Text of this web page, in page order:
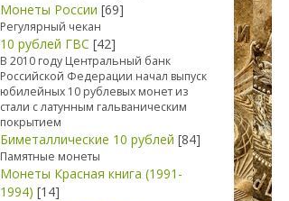
Монеты России [69]
Регулярный чекан
10 рублей ГВС [42]
В 2010 году Центральный банк
Российской Федерации начал выпуск
юбилейных 10 рублевых монет из
стали с латунным гальваническим
покрытием
Биметаллические 10 рублей [84]
Памятные монеты
Монеты Красная книга (1991-
1994) [14]